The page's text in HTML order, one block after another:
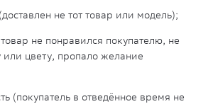
не тот товар или модель);
не понравился покупателю, не
цвету, пропало желание
(покупатель в отведённое время не